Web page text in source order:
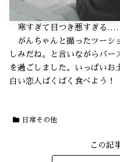
寒すぎて目つき悪すぎる
がんちゃんと撮ったツーシ
しみだね。と言いながらバー
を過ごしました。いっぱいお
白い恋人ばくばく食べよう！
日常その他
この記